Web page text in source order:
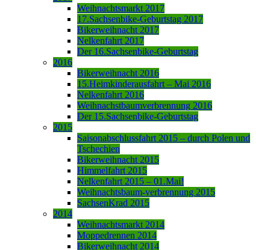
Weihnachtsmarkt 2017
17.Sachsenbike-Geburtstag 2017
Bikerweihnacht 2017
Nelkenfahrt 2017
Der 16.Sachsenbike-Geburtstag
2016
Bikerweihnacht 2016
15.Heimkinderausfahrt – Mai 2016
Nelkenfahrt 2016
Weihnachstbaumverbrennung 2016
Der 15.Sachsenbike-Geburtstag
2015
Saisonabschlussfahrt 2015 – durch Polen und
Tschechien
Bikerweihnacht 2015
Himmelfahrt 2015
Nelkenfahrt 2015 – 01.Mai!
Weihnachtsbaum-verbrennung 2015
SachsenKrad 2015
2014
Weihnachtsmarkt 2014
Moppedrennen 2014
Bikerweihnacht 2014